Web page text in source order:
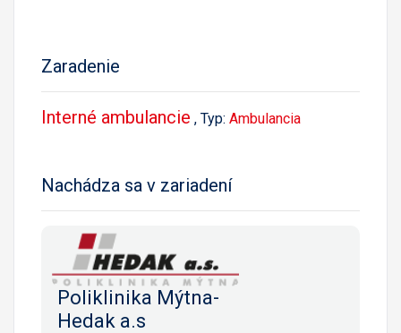
Zaradenie
Interné ambulancie , Typ: Ambulancia
Nachádza sa v zariadení
Poliklinika Mýtna-
Hedak a.s